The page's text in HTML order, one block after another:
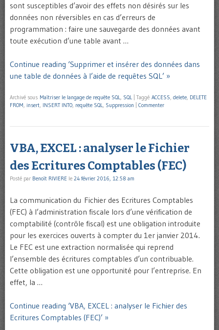
sont susceptibles d’avoir des effets non désirés sur les
données non réversibles en cas d’erreurs de
programmation : faire une sauvegarde des données avant
toute exécution d’une table avant …
Continue reading ‘Supprimer et insérer des données dans
une table de données à l’aide de requêtes SQL’ »
Archivé sous Maîtriser le langage de requête SQL, SQL Taggé ACCESS, delete, DELETE
FROM, insert, INSERT INTO, requête SQL, Suppression Commenter
VBA, EXCEL : analyser le Fichier
des Ecritures Comptables (FEC)
Posté par Benoît RIVIERE le 24 février 2016, 12:58 am
La communication du Fichier des Ecritures Comptables
(FEC) à l’administration fiscale lors d’une vérification de
comptabilité (contrôle fiscal) est une obligation introduite
pour les exercices ouverts à compter du 1er janvier 2014.
Le FEC est une extraction normalisée qui reprend
l’ensemble des écritures comptables d’un contribuable.
Cette obligation est une opportunité pour l’entreprise. En
effet, la …
Continue reading ‘VBA, EXCEL : analyser le Fichier des
Ecritures Comptables (FEC)’ »